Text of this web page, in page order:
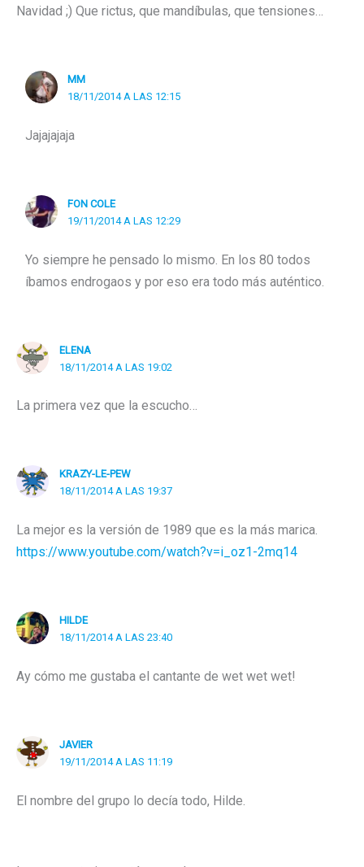
Navidad ;) Que rictus, que mandíbulas, que tensiones…
MM
18/11/2014 A LAS 12:15
Jajajajaja
FON COLE
19/11/2014 A LAS 12:29
Yo siempre he pensado lo mismo. En los 80 todos
íbamos endrogaos y por eso era todo más auténtico.
ELENA
18/11/2014 A LAS 19:02
La primera vez que la escucho…
KRAZY-LE-PEW
18/11/2014 A LAS 19:37
La mejor es la versión de 1989 que es la más marica.
https://www.youtube.com/watch?v=i_oz1-2mq14
HILDE
18/11/2014 A LAS 23:40
Ay cómo me gustaba el cantante de wet wet wet!
JAVIER
19/11/2014 A LAS 11:19
El nombre del grupo lo decía todo, Hilde.